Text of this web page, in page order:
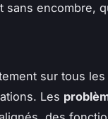
encombre,
sur tous les
Les